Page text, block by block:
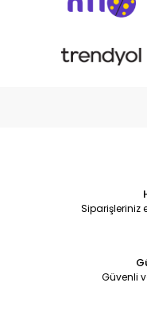
Siparişleriniz
Güvenli